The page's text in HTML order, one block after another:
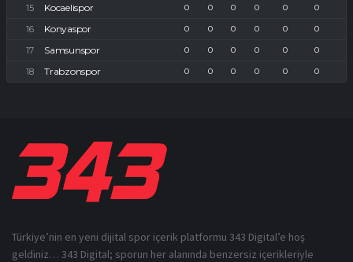
Kocaelispor 0 0 0 0 0 0
Konyaspor 0 0 0 0 0 0
Samsunspor 0 0 0 0 0 0
Trabzonspor 0 0 0 0 0 0
Türkiye’nin en yeni dijital spor içerik platformu 343 Digital’e hoş
geldiniz… 343 Digital; sporun her alanında benzersiz içerikleriyle